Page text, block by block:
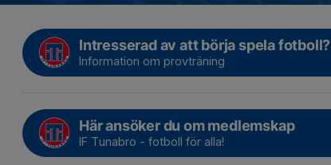
Intresserad av att börja spela fotboll?
Information om provträning
Här ansöker du om medlemskap
IF Tunabro - fotboll för alla!